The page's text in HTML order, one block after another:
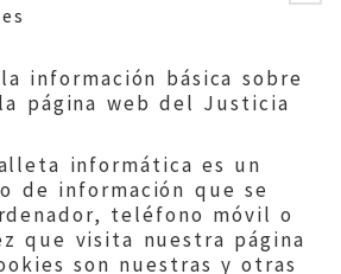
información básica sobre
página web del Justicia
informática es un
de información que se
teléfono móvil o
que visita nuestra página
son nuestras y otras